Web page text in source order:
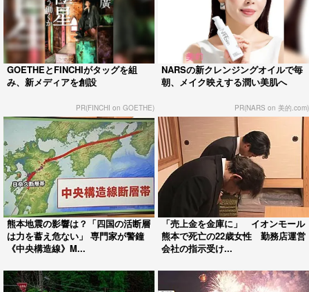
GOETHEとFINCHIがタッグを組
み、新メディアを創設
PR(FINCHI on GOETHE)
NARSの新クレンジングオイルで毎
朝、メイク映えする潤い美肌へ
PR(NARS on 美的.com)
熊本地震の影響は？「四国の活断層
は力を蓄え危ない」 専門家が警鐘
《中央構造線》M...
「売上金を金庫に」 イオンモール
熊本で死亡の22歳女性 勤務店運営
会社の指示受け...